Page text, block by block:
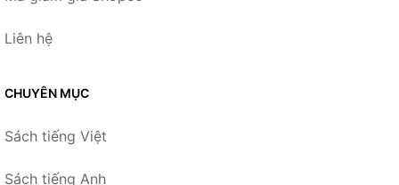
Liên hệ
CHUYÊN MỤC
Sách tiếng Việt
Sách tiếng Anh